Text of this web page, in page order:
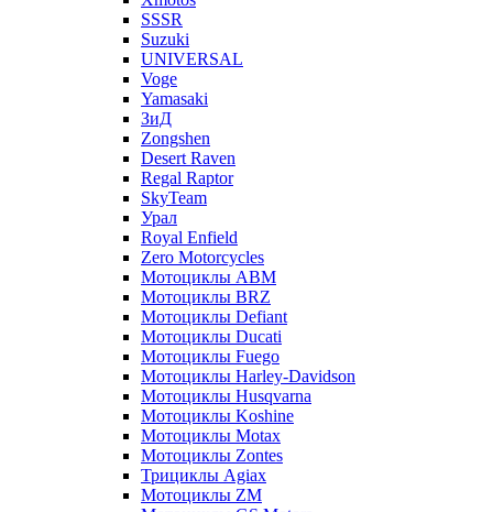
SSSR
Suzuki
UNIVERSAL
Voge
Yamasaki
ЗиД
Zongshen
Desert Raven
Regal Raptor
SkyTeam
Урал
Royal Enfield
Zero Motorcycles
Мотоциклы ABM
Мотоциклы BRZ
Мотоциклы Defiant
Мотоциклы Ducati
Мотоциклы Fuego
Мотоциклы Harley-Davidson
Мотоциклы Husqvarna
Мотоциклы Koshine
Мотоциклы Motax
Мотоциклы Zontes
Трициклы Agiax
Мотоциклы ZM